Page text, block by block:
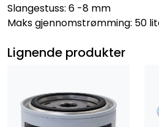
Slangestuss: 6 -8 mm
Maks gjennomstrømming: 50
Lignende produkter